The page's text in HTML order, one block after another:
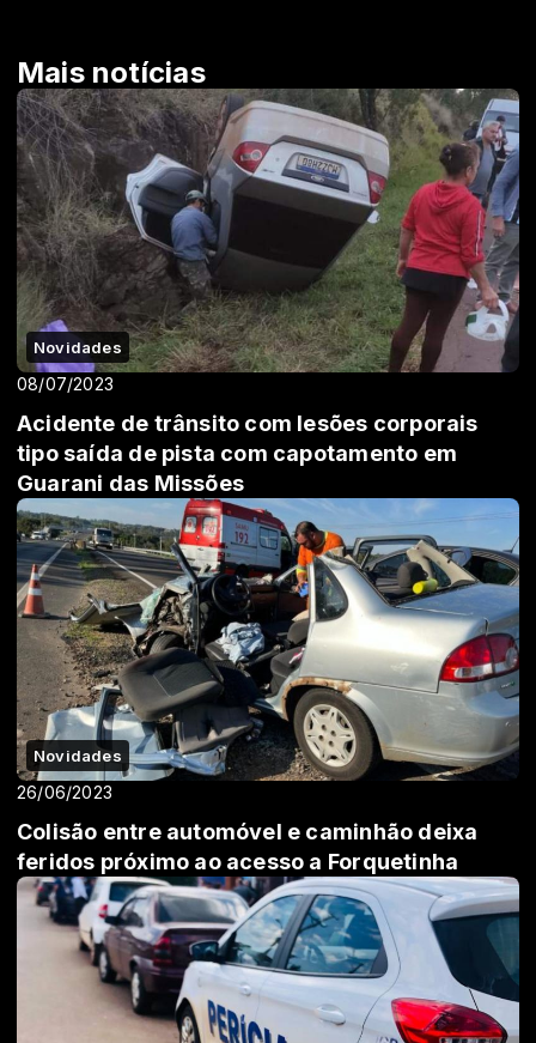
Mais notícias
Novidades
08/07/2023
Acidente de trânsito com lesões corporais
tipo saída de pista com capotamento em
Guarani das Missões
Novidades
26/06/2023
Colisão entre automóvel e caminhão deixa
feridos próximo ao acesso a Forquetinha